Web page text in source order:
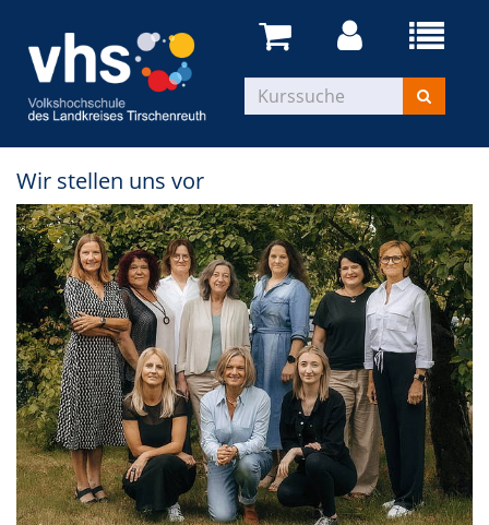
Wir stellen uns vor